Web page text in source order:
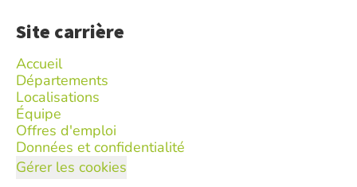
Site carrière
Accueil
Départements
Localisations
Équipe
Offres d'emploi
Données et confidentialité
Gérer les cookies